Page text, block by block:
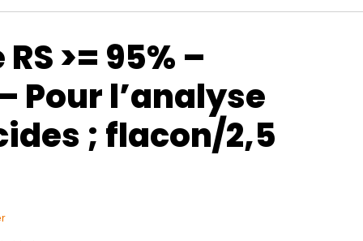
>= 95% –
– Pour l’analyse
; flacon/2,5